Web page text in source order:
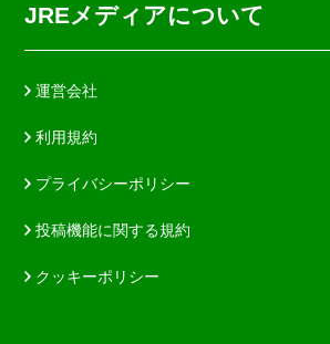
JREメディアについて
運営会社
利用規約
プライバシーポリシー
投稿機能に関する規約
クッキーポリシー